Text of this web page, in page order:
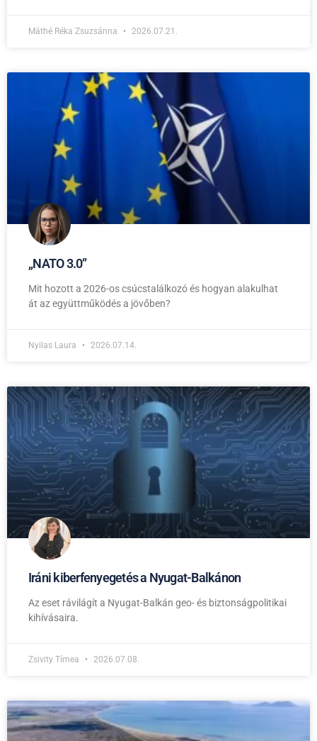
Máthé Réka Zsuzsánna 2026.07.21.
,,NATO 3.0”
Mit hozott a 2026-os csúcstalálkozó és hogyan alakulhat
át az együttműködés a jövőben?
Nyilas Laura 2026.07.14.
Iráni kiberfenyegetés a Nyugat-Balkánon
Az eset rávilágít a Nyugat-Balkán geo- és biztonságpolitikai
kihívásaira.
Zsivity Tímea 2026.07.08.